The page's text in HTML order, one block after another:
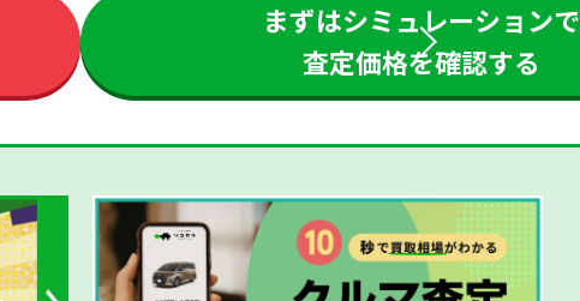
まずはシミュレーションで
査定価格を確認する